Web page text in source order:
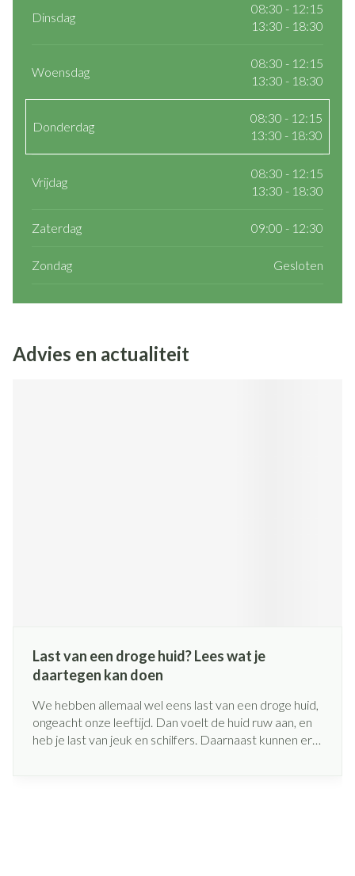
Dinsdag
08:30 - 12:15
13:30 - 18:30
Woensdag
08:30 - 12:15
13:30 - 18:30
Donderdag
08:30 - 12:15
13:30 - 18:30
Vrijdag
08:30 - 12:15
13:30 - 18:30
Zaterdag 09:00 - 12:30
Zondag Gesloten
Advies en actualiteit
Last van een droge huid? Lees wat je
daartegen kan doen
We hebben allemaal wel eens last van een droge huid,
ongeacht onze leeftijd. Dan voelt de huid ruw aan, en
heb je last van jeuk en schilfers. Daarnaast kunnen er